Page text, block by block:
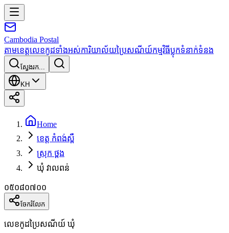
Cambodia Postal
តាមខេត្តលេខកូដទាំងអស់ការិយាល័យប្រៃសណីយ៍កម្មវិធីប្លុកទំនាក់ទំនង
ស្វែងរក...
KH
Home
ខេត្ត កំពង់ស្ពឺ
ស្រុក ថ្ពង
ឃុំ វាលពន់
០៥០៨០៧០០
ចែករំលែក
លេខកូដប្រៃសណីយ៍ ឃុំ